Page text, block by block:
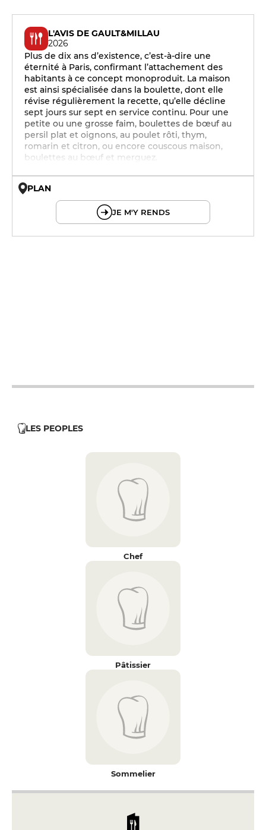
L'AVIS DE GAULT&MILLAU
2026
Plus de dix ans d’existence, c’est-à-dire une
éternité à Paris, confirmant l’attachement des
habitants à ce concept monoproduit. La maison
est ainsi spécialisée dans la boulette, dont elle
révise régulièrement la recette, qu’elle décline
sept jours sur sept en service continu. Pour une
petite ou une grosse faim, boulettes de bœuf au
persil plat et oignons, au poulet rôti, thym,
romarin et citron, ou encore couscous maison,
boulettes au bœuf et merguez.
PLAN
JE M'Y RENDS
LES PEOPLES
Chef
Pâtissier
Sommelier